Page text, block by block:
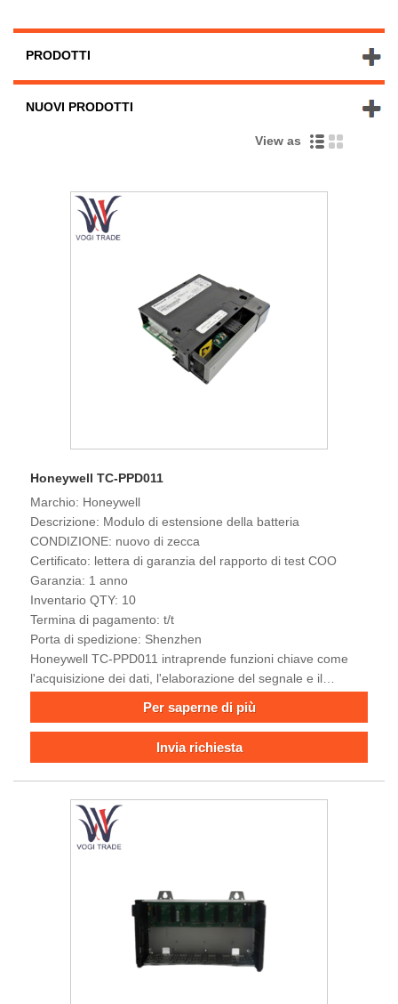
PRODOTTI
NUOVI PRODOTTI
View as
Honeywell TC-PPD011
Marchio: Honeywell
Descrizione: Modulo di estensione della batteria
CONDIZIONE: nuovo di zecca
Certificato: lettera di garanzia del rapporto di test COO
Garanzia: 1 anno
Inventario QTY: 10
Termina di pagamento: t/t
Porta di spedizione: Shenzhen
Honeywell TC-PPD011 intraprende funzioni chiave come
l'acquisizione dei dati, l'elaborazione del segnale e il
Per saperne di più
Invia richiesta